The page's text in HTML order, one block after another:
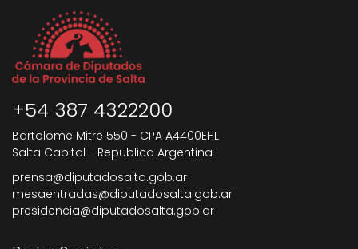
+54 387 4322200
Bartolome Mitre 550 - CPA A4400EHL
Salta Capital - Republica Argentina
prensa@diputadosalta.gob.ar
mesaentradas@diputadosalta.gob.ar
presidencia@diputadosalta.gob.ar